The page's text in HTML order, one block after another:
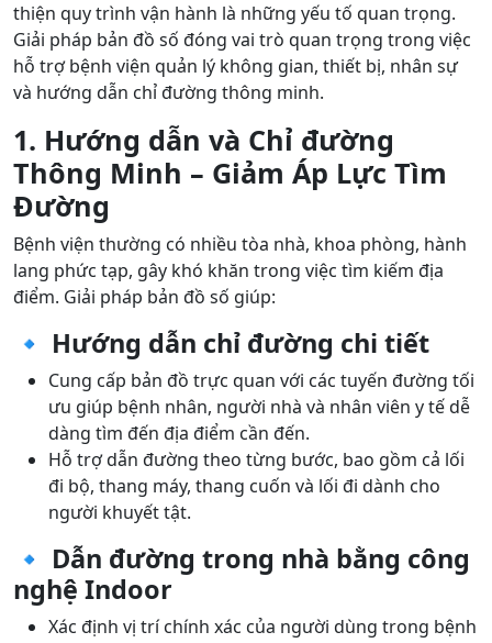
thiện quy trình vận hành là những yếu tố quan trọng.
Giải pháp bản đồ số đóng vai trò quan trọng trong việc
hỗ trợ bệnh viện quản lý không gian, thiết bị, nhân sự
và hướng dẫn chỉ đường thông minh.
1. Hướng dẫn và Chỉ đường
Thông Minh – Giảm Áp Lực Tìm
Đường
Bệnh viện thường có nhiều tòa nhà, khoa phòng, hành
lang phức tạp, gây khó khăn trong việc tìm kiếm địa
điểm. Giải pháp bản đồ số giúp:
🔹 Hướng dẫn chỉ đường chi tiết
Cung cấp bản đồ trực quan với các tuyến đường tối
ưu giúp bệnh nhân, người nhà và nhân viên y tế dễ
dàng tìm đến địa điểm cần đến.
Hỗ trợ dẫn đường theo từng bước, bao gồm cả lối
đi bộ, thang máy, thang cuốn và lối đi dành cho
người khuyết tật.
🔹 Dẫn đường trong nhà bằng công
nghệ Indoor
Xác định vị trí chính xác của người dùng trong bệnh